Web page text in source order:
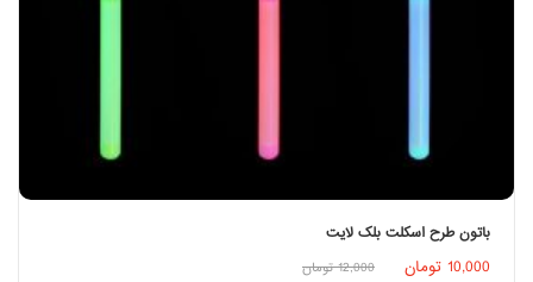
اطلاعات بیشتر
باتون طرح اسکلت بلک لایت
10,000 تومان 12,000 تومان